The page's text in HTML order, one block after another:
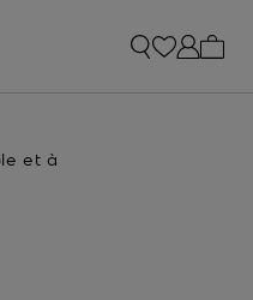
et à